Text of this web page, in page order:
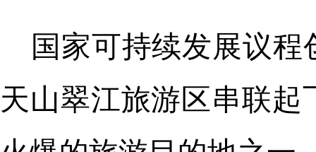
国家可持续发展议
天山翠江旅游区串联